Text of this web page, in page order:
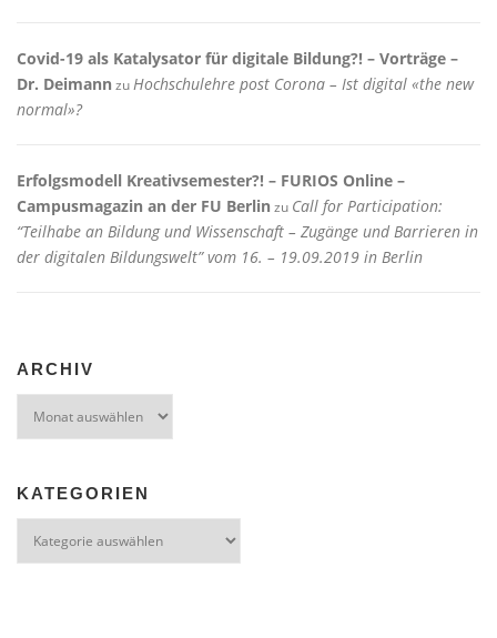
Covid-19 als Katalysator für digitale Bildung?! – Vorträge –
Dr. Deimann zuHochschulehre post Corona – Ist digital «the new
normal»?
Erfolgsmodell Kreativsemester?! – FURIOS Online –
Campusmagazin an der FU Berlin zu Call for Participation:
“Teilhabe an Bildung und Wissenschaft – Zugänge und Barrieren in
der digitalen Bildungswelt” vom 16. – 19.09.2019 in Berlin
ARCHIV
KATEGORIEN